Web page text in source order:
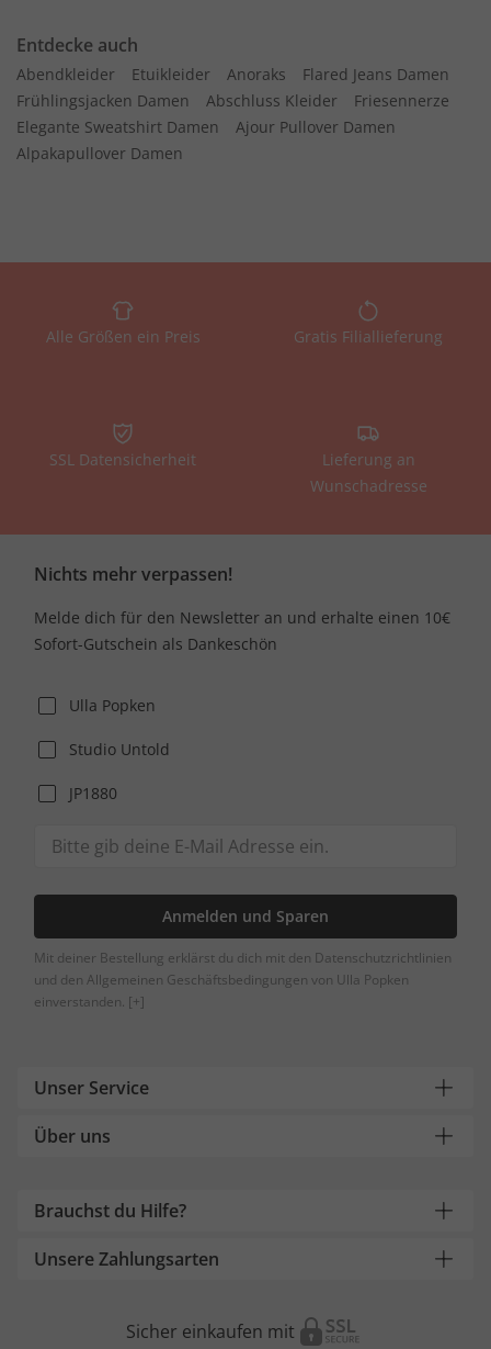
Entdecke auch
Abendkleider Etuikleider Anoraks
Flared Jeans Damen
Frühlingsjacken Damen
Abschluss Kleider
Friesennerze
Elegante Sweatshirt Damen
Ajour Pullover Damen
Alpakapullover Damen
Alle Größen ein Preis Gratis Filiallieferung
SSL Datensicherheit
Lieferung an
Wunschadresse
Nichts mehr verpassen!
Melde dich für den Newsletter an und erhalte einen 10€
Sofort-Gutschein als Dankeschön
Ulla Popken
Studio Untold
JP1880
Anmelden und Sparen
Mit deiner Bestellung erklärst du dich mit den Datenschutzrichtlinien
und den Allgemeinen Geschäftsbedingungen von Ulla Popken
einverstanden. [+]
Unser Service
Über uns
Brauchst du Hilfe?
Unsere Zahlungsarten
Sicher einkaufen mit